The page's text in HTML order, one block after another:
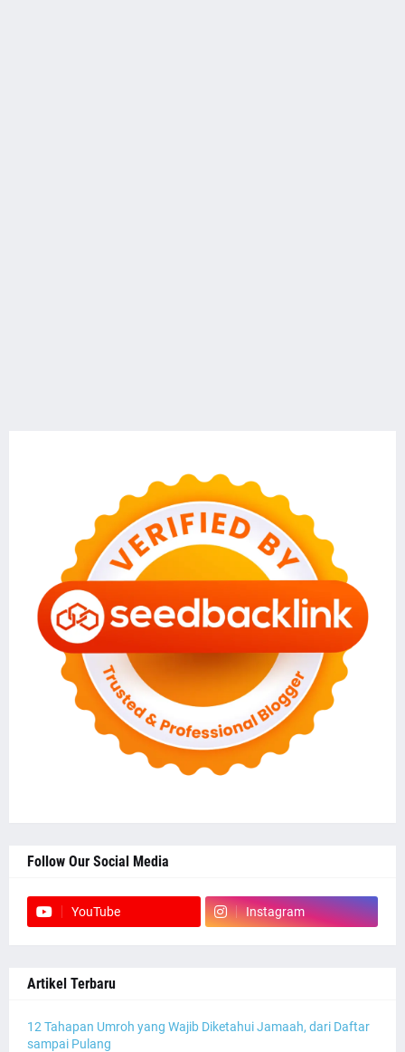
Follow Our Social Media
YouTube Instagram
Artikel Terbaru
12 Tahapan Umroh yang Wajib Diketahui Jamaah, dari Daftar
sampai Pulang